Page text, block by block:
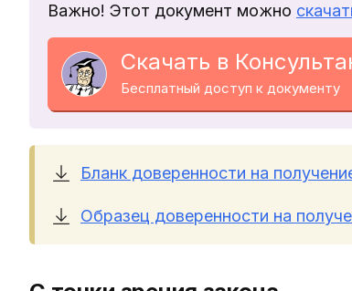
Важно! Этот документ можно
Скачать в
Бесплатный доступ к документу
Бланк доверенности на
Образец доверенности на